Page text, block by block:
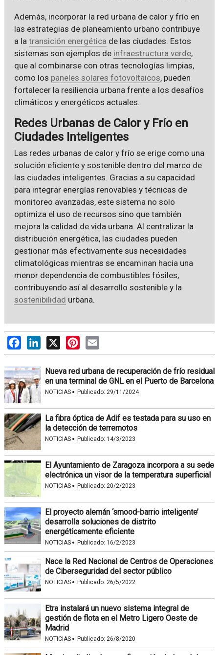
Además, incorporar la red urbana de calor y frío en
las estrategias de planeamiento urbano contribuye
a la transición energética de las ciudades. Estos
sistemas son ejemplos de infraestructura verde,
que al combinarse con otras tecnologías limpias,
como los paneles solares fotovoltaicos, pueden
fortalecer la resiliencia urbana frente a los desafíos
climáticos y energéticos actuales.
Redes Urbanas de Calor y Frío en
Ciudades Inteligentes
Las redes urbanas de calor y frío se erige como una
solución eficiente y sostenible dentro del marco de
las ciudades inteligentes. Gracias a su capacidad
para integrar energías renovables y técnicas de
monitoreo avanzadas, este sistema no solo
optimiza el uso de recursos sino que también
mejora la calidad de vida urbana. Al centralizar la
distribución energética, las ciudades pueden
gestionar más efectivamente sus necesidades
climatológicas mientras se encaminan hacia una
menor dependencia de combustibles fósiles,
contribuyendo así al desarrollo sostenible y la
sostenibilidad urbana.
FacebookLinkedIn
X PinterestEmail
Nueva red urbana de recuperación de frío residual
en una terminal de GNL en el Puerto de Barcelona
NOTICIAS · Publicado: 29/11/2024
La fibra óptica de Adif es testada para su uso en
la detección de terremotos
NOTICIAS · Publicado: 14/3/2023
El Ayuntamiento de Zaragoza incorpora a su sede
electrónica un visor de la temperatura superficial
NOTICIAS · Publicado: 20/2/2023
El proyecto alemán ‘smood-barrio inteligente’
desarrolla soluciones de distrito
energéticamente eficiente
NOTICIAS · Publicado: 16/2/2023
Nace la Red Nacional de Centros de Operaciones
de Ciberseguridad del sector público
NOTICIAS · Publicado: 26/5/2022
Etra instalará un nuevo sistema integral de
gestión de flota en el Metro Ligero Oeste de
Madrid
NOTICIAS · Publicado: 26/8/2020